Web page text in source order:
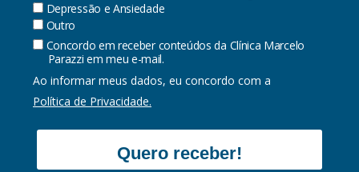
Depressão e Ansiedade
Outro
Concordo em receber conteúdos da Clínica Marcelo
Parazzi em meu e-mail.
Ao informar meus dados, eu concordo com a
Política de Privacidade.
Quero receber!